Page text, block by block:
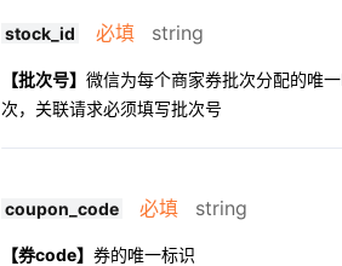
stock_id 必填 string
【批次号】 微信为每个商家券批次分配的唯
次，关联请求必须填写批次号
coupon_code 必填 string
【券code】 券的唯一标识